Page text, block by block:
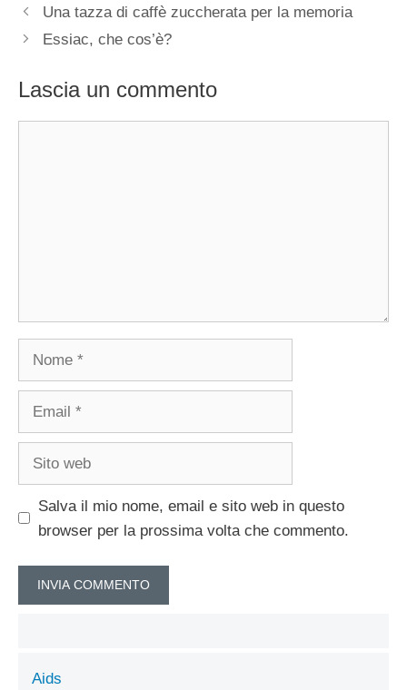
Una tazza di caffè zuccherata per la memoria
Essiac, che cos’è?
Lascia un commento
Salva il mio nome, email e sito web in questo
browser per la prossima volta che commento.
Aids